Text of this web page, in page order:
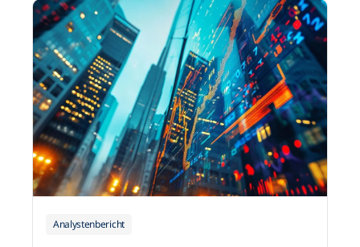
Analystenbericht